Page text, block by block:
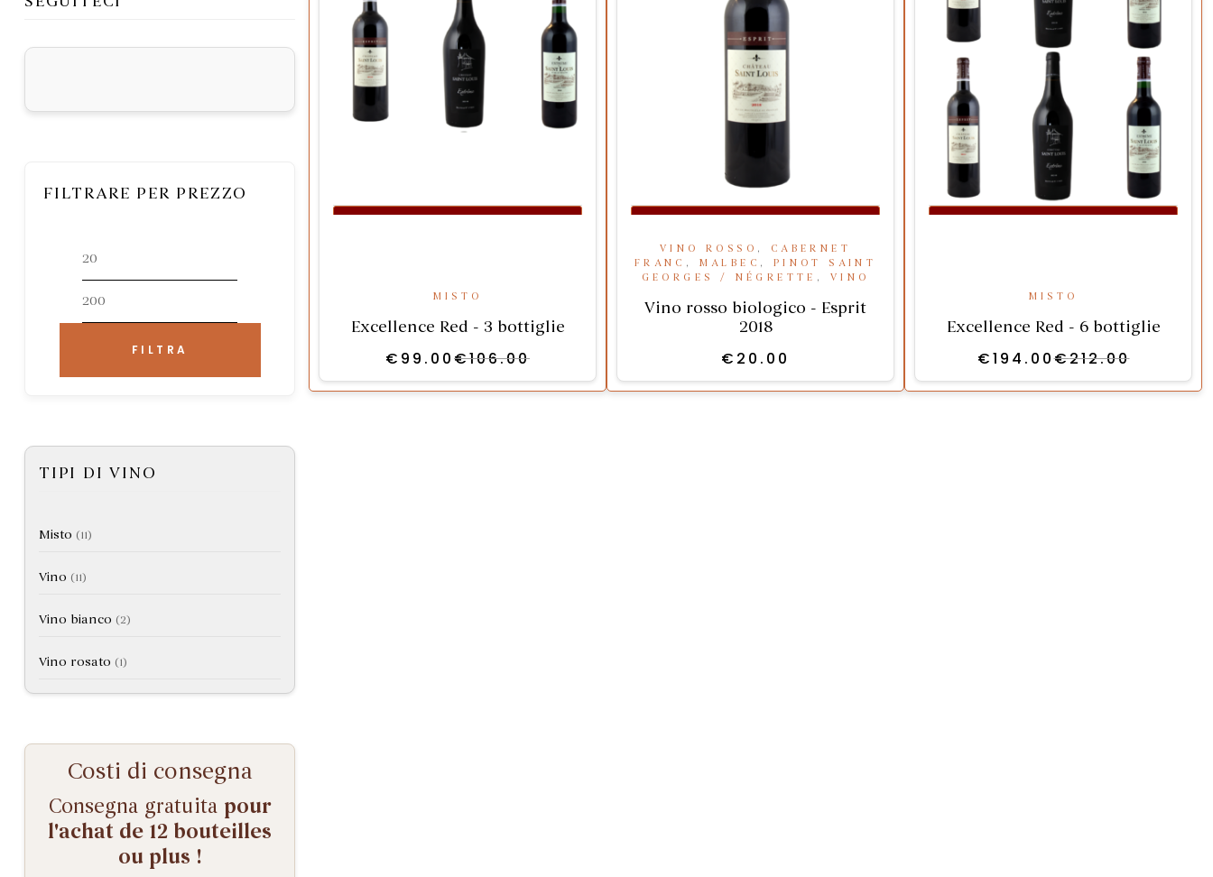
MISTO
Excellence Red - 3 bottiglie
€106.00
€ 99.00
VINO ROSSO , CABERNET
FRANC , MALBEC , PINOT SAINT
GEORGES / NÉGRETTE , VINO
Vino rosso biologico - Esprit
2018
€ 20.00
MISTO
Excellence Red - 6 bottiglie
€212.00
€194.00
FILTRARE PER PREZZO
FILTRA
TIPI DI VINO
Misto (11)
Vino (11)
Vino bianco (2)
Vino rosato (1)
Costi di consegna
Consegna gratuita pour
l'achat de 12 bouteilles
ou plus !